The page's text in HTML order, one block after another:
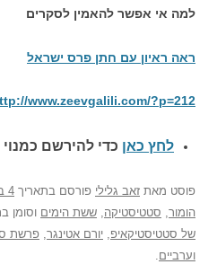
למה אי אפשר להאמין לסקרים
ראה ראיון עם חתן פרס ישראל
www.zeevgalili.com/?p=212
לחץ כאן כדי להירשם כ
פוסט מאת זאב גלילי פורסם בתאריך 4 במאי 2007
הומור, סטטיסטיקה, ששת הימים וסומן
של סטטיסטיקאיפ, יורם אטינגר, פרשת
וערביים.